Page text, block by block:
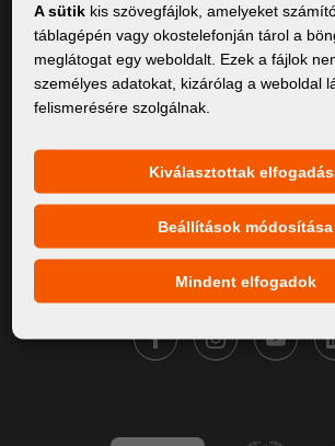
TARTALOM
Rólunk
Termékek
Márkáink
Kapcsolat
KÖVESSE A FORTUNA
A sütik kis szövegfájlok, amelyeket
táblagépén vagy okostelefonján tárol a
meglátogat egy weboldalt. Ezek a fájlok
személyes adatokat, kizárólag a weboldal
felismerésére szolgálnak.
Kiválasztottak
Beállítások módosítása
Mindent elfogadok